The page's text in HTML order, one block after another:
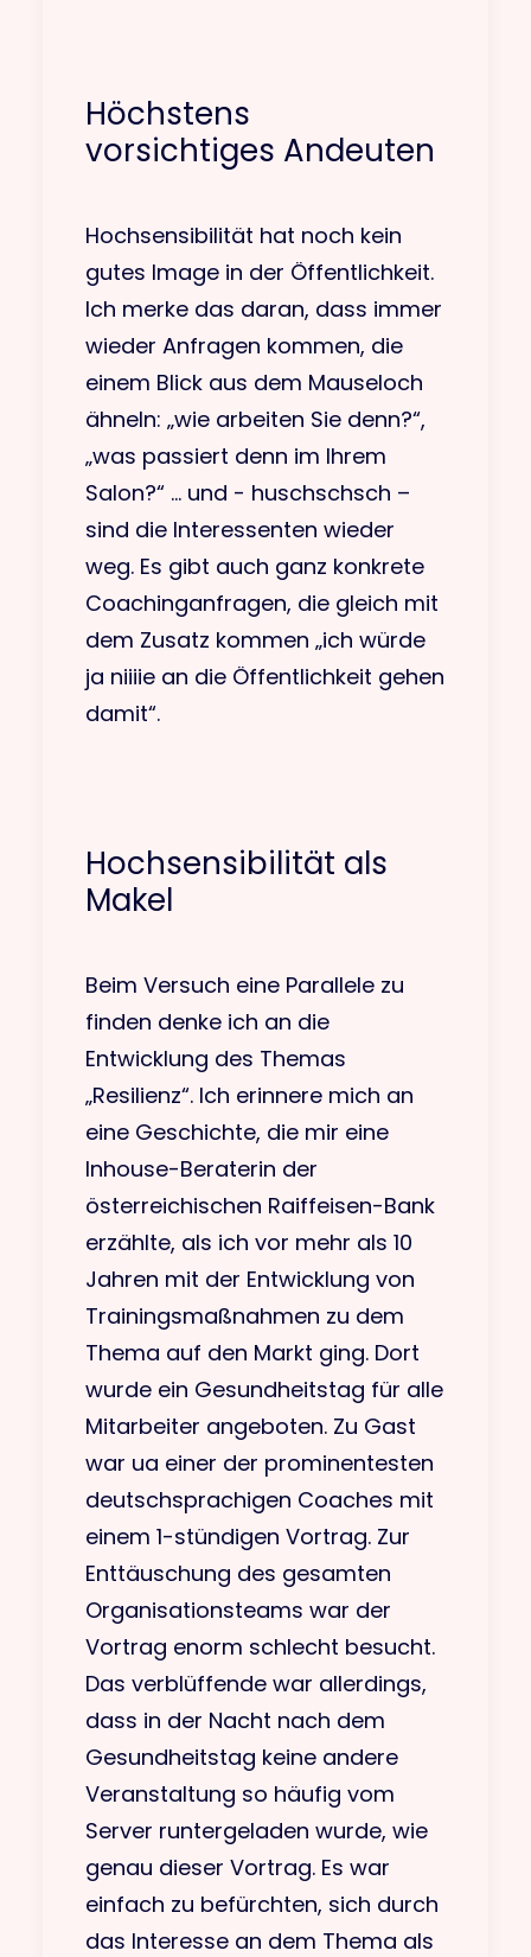
Höchstens
vorsichtiges Andeuten
Hochsensibilität hat noch kein
gutes Image in der Öffentlichkeit.
Ich merke das daran, dass immer
wieder Anfragen kommen, die
einem Blick aus dem Mauseloch
ähneln: „wie arbeiten Sie denn?“,
„was passiert denn im Ihrem
Salon?“ … und - huschschsch –
sind die Interessenten wieder
weg. Es gibt auch ganz konkrete
Coachinganfragen, die gleich mit
dem Zusatz kommen „ich würde
ja niiiie an die Öffentlichkeit gehen
damit“.
Hochsensibilität als
Makel
Beim Versuch eine Parallele zu
finden denke ich an die
Entwicklung des Themas
„Resilienz“. Ich erinnere mich an
eine Geschichte, die mir eine
Inhouse-Beraterin der
österreichischen Raiffeisen-Bank
erzählte, als ich vor mehr als 10
Jahren mit der Entwicklung von
Trainingsmaßnahmen zu dem
Thema auf den Markt ging. Dort
wurde ein Gesundheitstag für alle
Mitarbeiter angeboten. Zu Gast
war ua einer der prominentesten
deutschsprachigen Coaches mit
einem 1-stündigen Vortrag. Zur
Enttäuschung des gesamten
Organisationsteams war der
Vortrag enorm schlecht besucht.
Das verblüffende war allerdings,
dass in der Nacht nach dem
Gesundheitstag keine andere
Veranstaltung so häufig vom
Server runtergeladen wurde, wie
genau dieser Vortrag. Es war
einfach zu befürchten, sich durch
das Interesse an dem Thema als